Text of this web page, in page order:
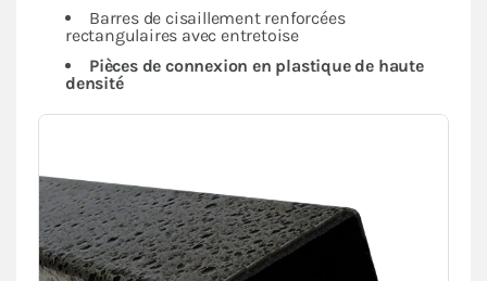
Barres de cisaillement renforcées
rectangulaires avec entretoise
Pièces de connexion en plastique de haute
densité